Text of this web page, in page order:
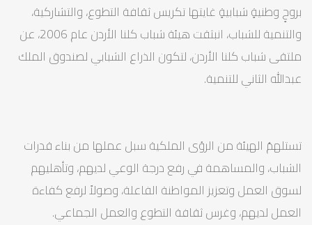
بروحٍ وطنيةٍ شبابيةٍ غايتها تكريس ثقافة التطوع، والتشاركية،
والتنمية للشباب، انبثقت هيئة شباب كلنا الأردن عام 2006، عن
ملتقى شباب كلنا الأردن، لتكون الذراع الشبابي لصندوق الملك
عبدالله الثاني للتنمية.
تستلهمُ الهيئة من الرؤى الملكية سبل عملها من بناء قدرات
الشباب، والمساهمة في رفع درجة الوعي لديهم، وتأهليهم
لسوق العمل وتعزيز المواطنة الفاعلة، وصولاً لرفع كفاءة
العمل لديهم، وغرس ثقافة التطوع والعمل الجماعي.